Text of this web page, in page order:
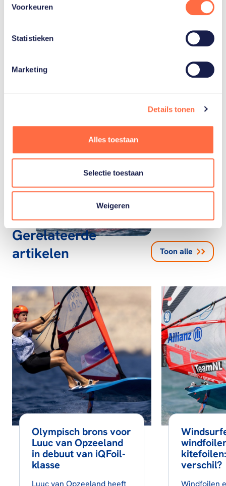
Voorkeuren
Statistieken
Marketing
Details tonen
Alles toestaan
Selectie toestaan
Weigeren
Gerelateerde
artikelen
Toon alle
Olympisch brons voor
Luuc van Opzeeland
in debuut van iQFoil-
klasse
Luuc van Opzeeland heeft
verschil?
Windfoilen